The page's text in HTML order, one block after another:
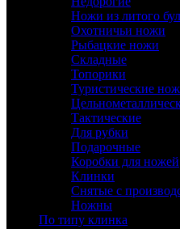
Ножи из литого
Охотничьи ножи
Рыбацкие ножи
Складные
Топорики
Туристические
Тактические
Для рубки
Подарочные
Коробки для ножей
Клинки
Снятые с
Ножны
По типу клинка